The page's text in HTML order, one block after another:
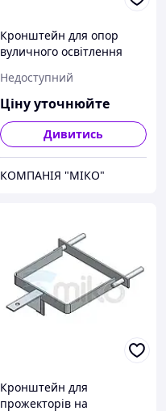
Кронштейн для опор
вуличного освітлення
Недоступний
Ціну уточнюйте
Дивитись
КОМПАНІЯ "МІКО"
Кронштейн для
прожекторів на